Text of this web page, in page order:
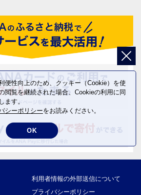
利用者情報の外部送信について
プライバシーポリシー
便性向上のため、クッキー（Cookie）を使
閲覧を継続された場合、Cookieの利用に同
ます。
シーポリシーをお読みください。
OK